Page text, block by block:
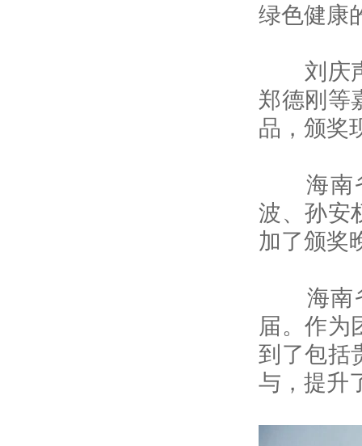
绿色健康
刘庆声
郑德刚等
品，颁奖
海南省
波、孙安
加了颁奖
海南省
届。作为
到了包括
与，提升